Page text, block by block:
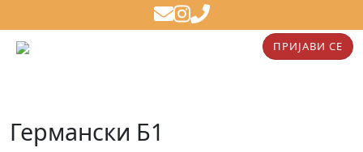
ПРИЈАВИ СЕ
Германски Б1